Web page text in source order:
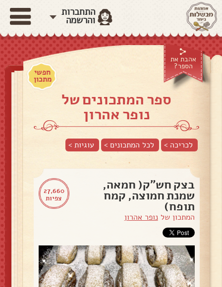
התחברות
והרשמה
אהבת את
הספר?
חפשי
מתכון
ספר המתכונים של
נופר אהרון
לכריכה > לכל המתכונים > עוגיות>
27,660
צפיות
בצק חש״ק( חמאה,
שמנת חמוצה, קמח
תופח)
המתכון שלנופר אהרון